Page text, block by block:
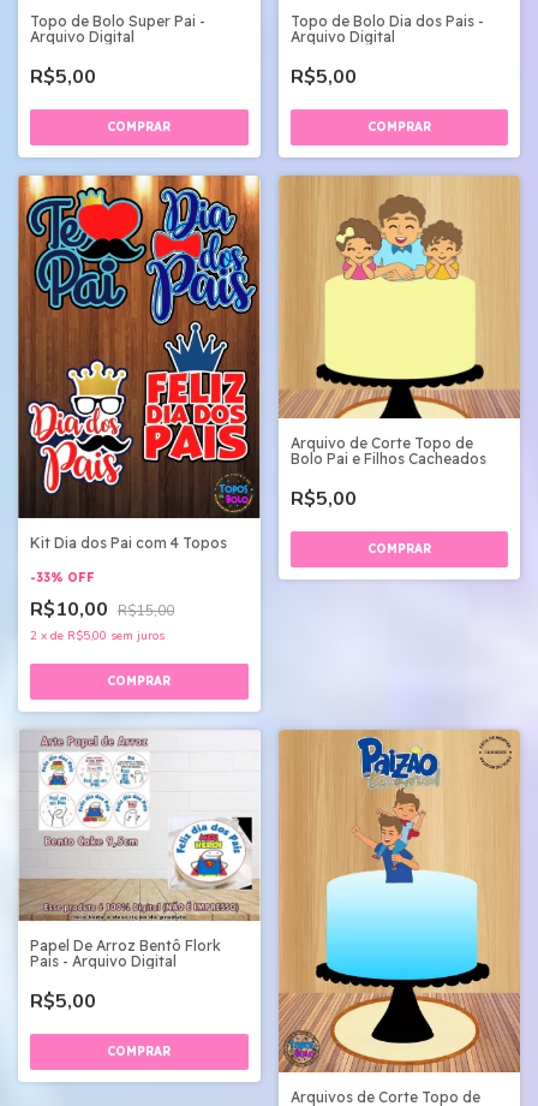
Topo de Bolo Super Pai -
Arquivo Digital
R$5,00
Topo de Bolo Dia dos Pais -
Arquivo Digital
R$5,00
Kit Dia dos Pai com 4 Topos
-33% OFF
R$10,00 R$15,00
2 x de R$5,00 sem juros
Arquivo de Corte Topo de
Bolo Pai e Filhos Cacheados
R$5,00
Papel De Arroz Bentô Flork
Pais - Arquivo Digital
R$5,00
Arquivos de Corte Topo de